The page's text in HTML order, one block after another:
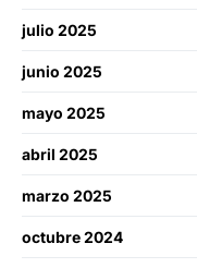
julio 2025
junio 2025
mayo 2025
abril 2025
marzo 2025
octubre 2024